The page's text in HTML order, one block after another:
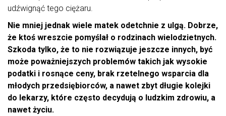
udźwignąć tego ciężaru.
Nie mniej jednak wiele matek odetchnie z ulgą. Dobrze,
że ktoś wreszcie pomyślał o rodzinach wielodzietnych.
Szkoda tylko, że to nie rozwiązuje jeszcze innych, być
może poważniejszych problemów takich jak wysokie
podatki i rosnące ceny, brak rzetelnego wsparcia dla
młodych przedsiębiorców, a nawet zbyt długie kolejki
do lekarzy, które często decydują o ludzkim zdrowiu, a
nawet życiu.